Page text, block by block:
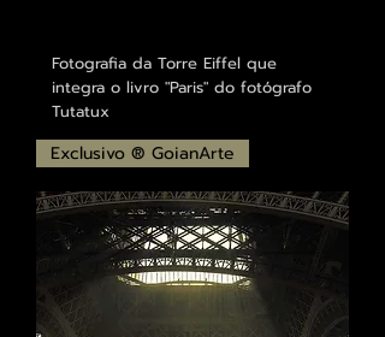
Fotografia da Torre Eiffel que
integra o livro "Paris" do fotógrafo
Tutatux
Exclusivo ® GoianArte